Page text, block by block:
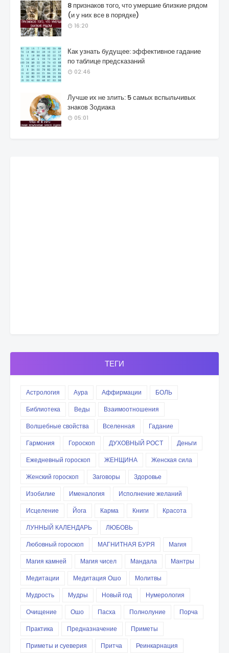
8 признаков того, что умершие близкие рядом
(и у них все в порядке)
16:20
Как узнать будущее: эффективное гадание
по таблице предсказаний
02:46
Лучше их не злить: 5 самых вспыльчивых
знаков Зодиака
05:01
ТЕГИ
Астрология Аура Аффирмации
БОЛЬ
Библиотека
Веды
Взаимоотношения
Волшебные свойства
Вселенная
Гадание
Гармония
Гороскоп ДУХОВНЫЙ РОСТ
Деньги
Ежедневный гороскоп
ЖЕНЩИНА
Женская сила
Женский гороскоп
Заговоры
Здоровье
Изобилие
Именалогия
Исполнение желаний
Исцеление
Йога Карма Книги
Красота
ЛУННЫЙ КАЛЕНДАРЬ
ЛЮБОВЬ
Любовный гороскоп
МАГНИТНАЯ БУРЯ
Магия
Магия камней
Магия чисел Мандала
Мантры
Медитации
Медитация Ошо
Молитвы
Мудрость
Мудры Новый год
Нумерология
Очищение
Ошо Пасха Полнолуние
Порча
Практика
Предназначение
Приметы
Приметы и суеверия
Притча
Реинкарнация